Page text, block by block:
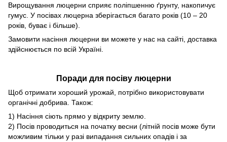
Вирощування люцерни сприяє поліпшенню ґрунту, накопичує
гумус. У посівах люцерна зберігається багато років (10 – 20
років, буває і більше).
Замовити насіння люцерни ви можете у нас на сайті, доставка
здійснюється по всій Україні.
Поради для посіву люцерни
Щоб отримати хороший урожай, потрібно використовувати
органічні добрива. Також:
1) Насіння сіють прямо у відкриту землю.
2) Посів проводиться на початку весни (літній посів може бути
можливим тільки у разі випадання сильних опадів і за